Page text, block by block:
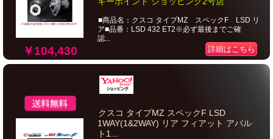
￥104,430
■商品名：クスコ タイプMZ スペックF LSD リ
ア■品番：LSD 432 ET2※必ず最後までご確
認...
詳細はこちら
クスコ タイプMZ スペックF LSD
1WAY(1&2WAY) リア フィアット アバル
ト1...